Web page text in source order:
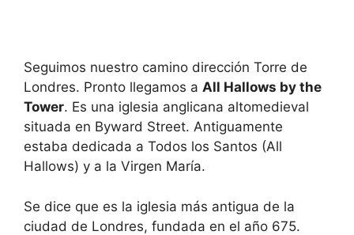
Seguimos nuestro camino dirección Torre de
Londres. Pronto llegamos a All Hallows by the
Tower. Es una iglesia anglicana altomedieval
situada en Byward Street. Antiguamente
estaba dedicada a Todos los Santos (All
Hallows) y a la Virgen María.
Se dice que es la iglesia más antigua de la
ciudad de Londres, fundada en el año 675.